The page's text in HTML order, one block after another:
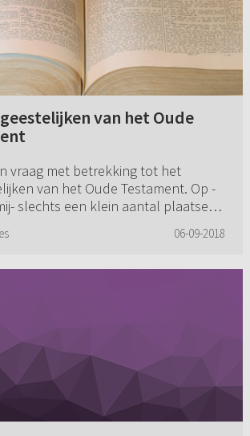
van het Oude
vraag met betrekking tot het
van het Oude Testament. Op -
slechts een klein aantal plaatsen
geschiedenis ver...
06-09-2018